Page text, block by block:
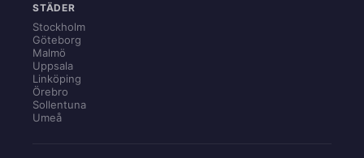
STÄDER
Stockholm
Göteborg
Malmö
Uppsala
Linköping
Örebro
Sollentuna
Umeå